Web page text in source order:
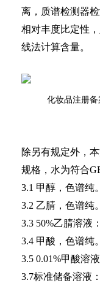
离，质谱检测器
相对丰度比定性
线法计算含量。
化妆品注册备
除另有规定外，
规格，水为符合
3.1 甲醇，色谱纯。
3.2 乙腈，色谱纯。
3.3 50%乙腈溶液：
3.4 甲酸，色谱纯。
3.5 0.01%甲酸溶液
3.7标准储备溶液：